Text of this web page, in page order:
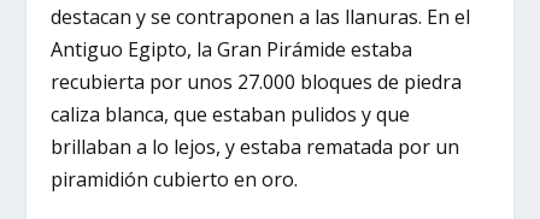
destacan y se contraponen a las llanuras. En el
Antiguo Egipto, la Gran Pirámide estaba
recubierta por unos 27.000 bloques de piedra
caliza blanca, que estaban pulidos y que
brillaban a lo lejos, y estaba rematada por un
piramidión cubierto en oro.